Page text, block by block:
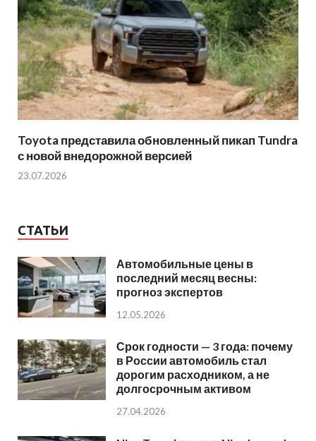
Toyota представила обновленный пикап Tundra
с новой внедорожной версией
23.07.2026
СТАТЬИ
Автомобильные цены в
последний месяц весны:
прогноз экспертов
12.05.2026
Срок годности — 3 года: почему
в России автомобиль стал
дорогим расходником, а не
долгосрочным активом
27.04.2026